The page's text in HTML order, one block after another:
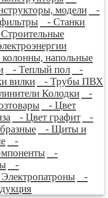
модели
-
- Станки
напольные
- Теплый пол
-
вилки
- Трубы ПВХ
Колодки
-
- Цвет
- Цвет графит
-
- Щиты и
-
-
-
-